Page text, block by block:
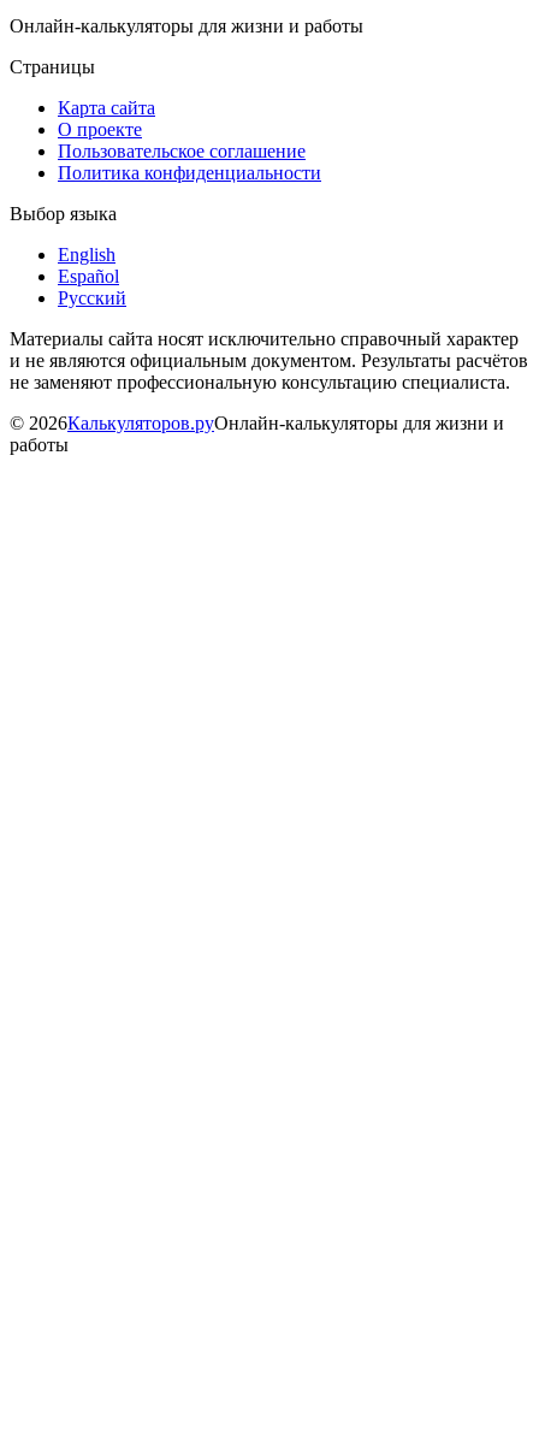
Онлайн-калькуляторы для жизни и работы
Страницы
Карта сайта
О проекте
Пользовательское соглашение
Политика конфиденциальности
Выбор языка
English
Español
Русский
Материалы сайта носят исключительно справочный характер
и не являются официальным документом. Результаты расчётов
не заменяют профессиональную консультацию специалиста.
© 2026Калькуляторов.руОнлайн-калькуляторы для жизни и
работы